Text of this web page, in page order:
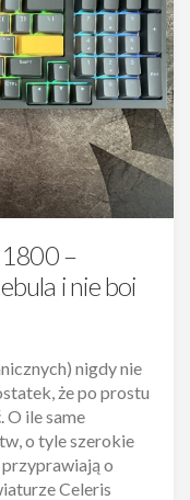
–
i nie boi
nigdy nie
że po prostu
O ile same
o tyle szerokie
o
Celeris